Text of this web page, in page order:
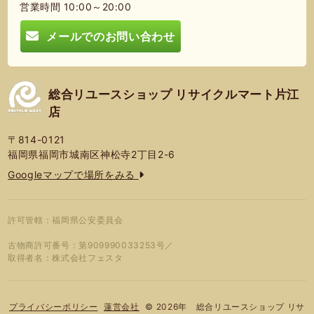
営業時間 10:00～20:00
メールでのお問い合わせ
総合リユースショップ リサイクルマート片江
店
〒814-0121
福岡県福岡市城南区神松寺2丁目2-6
Googleマップで場所をみる
許可管轄：福岡県公安委員会
古物商許可番号：第909990033253号／
取得者名：株式会社フェスタ
プライバシーポリシー 蓮営会社
© 2026年 総合リユースショップ リサ